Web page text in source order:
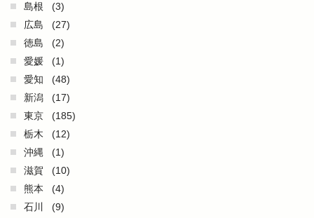
島根
(3)
広島
(27)
徳島
(2)
愛媛
(1)
愛知
(48)
新潟
(17)
東京
(185)
栃木
(12)
沖縄
(1)
滋賀
(10)
熊本
(4)
石川
(9)